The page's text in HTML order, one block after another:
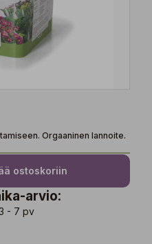
Orgaaninen lannoite.
ostoskoriin
arvio:
- 7 pv